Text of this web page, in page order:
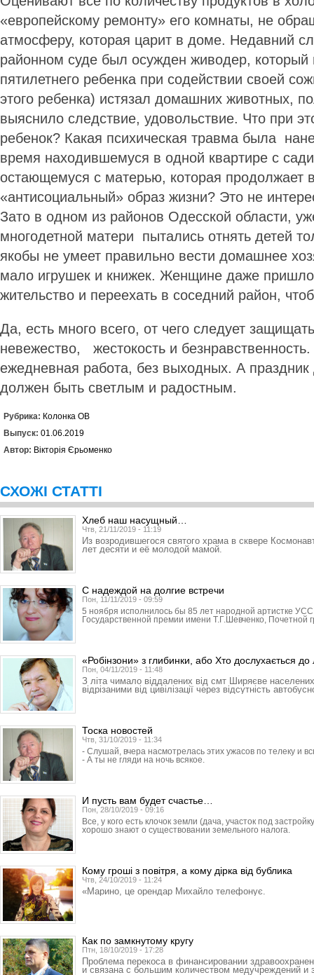
«европейскому ремонту» его комнаты, не
атмосферу, которая царит в доме. Недавний
районном суде был осужден живодер, который
пятилетнего ребенка при содействии своей
этого ребенка) истязал домашних животных,
выяснило следствие, удовольствие. Что при
ребенок? Какая психическая травма была
время находившемуся в одной квартире с
остающемуся с матерью, которая продолжает
«антисоциальный» образ жизни? Это не
Зато в одном из районов Одесской области,
многодетной матери пытались отнять детей
якобы не умеет правильно вести домашнее
мало игрушек и книжек. Женщине даже
жительство и переехать в соседний район,
Да, есть много всего, от чего следует
невежество, жестокость и
ежедневная работа, без выходных. А праздник
должен быть светлым и радостным.
Рубрика: Колонка ОВ
Выпуск: 01.06.2019
Автор: Вікторія Єрьоменко
СХОЖІ СТАТТІ
Хлеб наш насущный…
Чтв, 21/11/2019 - 11:19
Из возродившегося святого храма в сквере
лет десяти и её молодой мамой.
С надеждой на долгие встречи
Пон, 11/11/2019 - 09:59
5 ноября исполнилось бы 85 лет народной артистке
Государственной премии имени Т.Г.Шевченко,
«Робінзони» з глибинки, або Хто дослухається
Пон, 04/11/2019 - 11:48
З літа чимало віддалених від смт Ширяєве
відрізаними від цивілізації через відсутність
Тоска новостей
Чтв, 31/10/2019 - 11:34
- Слушай, вчера насмотрелась этих ужасов по телеку и
- А ты не гляди на ночь всякое.
И пусть вам будет счастье…
Пон, 28/10/2019 - 09:16
Все, у кого есть клочок земли (дача, участок под
хорошо знают о существовании земельного налога.
Кому гроші з повітря, а кому дірка від бублика
Чтв, 24/10/2019 - 11:24
«Марино, це орендар Михайло телефонує.
Как по замкнутому кругу
Птн, 18/10/2019 - 17:28
Проблема перекоса в финансировании
и связана с большим количеством медучреждений и